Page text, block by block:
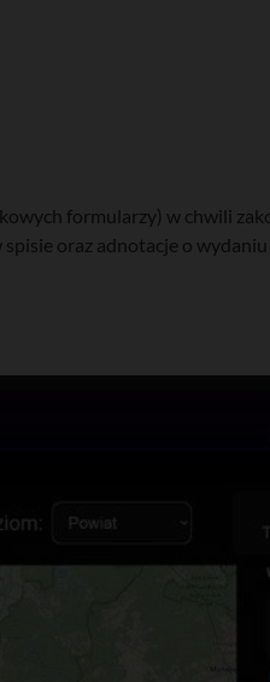
formularzy) w chwili
oraz adnotacje o